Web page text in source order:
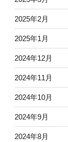
2025年2月
2025年1月
2024年12月
2024年11月
2024年10月
2024年9月
2024年8月